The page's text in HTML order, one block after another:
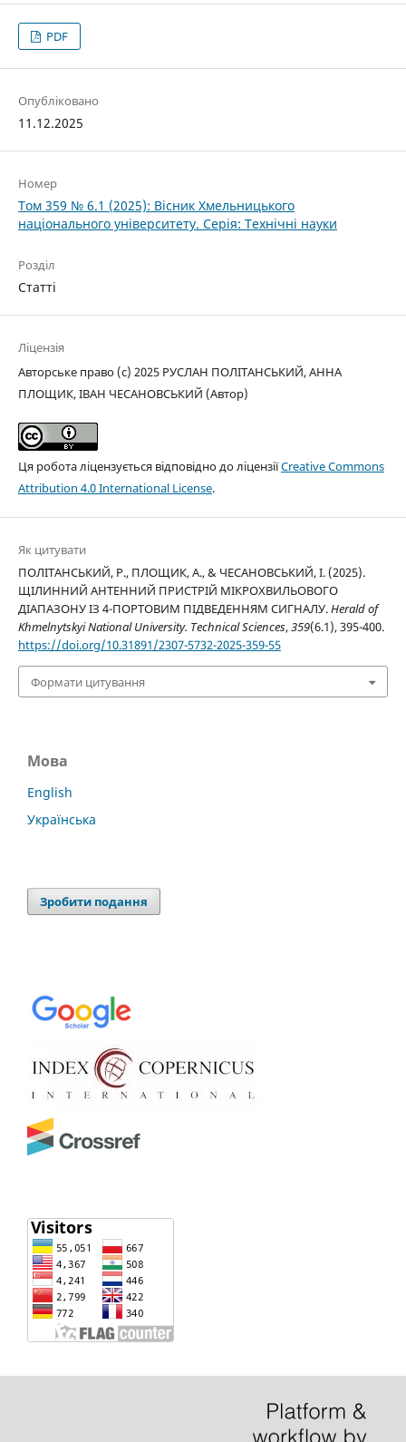
PDF
Опубліковано
11.12.2025
Номер
Том 359 № 6.1 (2025): Вісник Хмельницького
національного університету. Серія: Технічні науки
Розділ
Статті
Ліцензія
Авторське право (c) 2025 РУСЛАН ПОЛІТАНСЬКИЙ, АННА
ПЛОЩИК, ІВАН ЧЕСАНОВСЬКИЙ (Автор)
Ця робота ліцензується відповідно до ліцензіїCreative Commons
Attribution 4.0 International License.
Як цитувати
ПОЛІТАНСЬКИЙ, Р., ПЛОЩИК, А., & ЧЕСАНОВСЬКИЙ, І. (2025).
ЩІЛИННИЙ АНТЕННИЙ ПРИСТРІЙ МІКРОХВИЛЬОВОГО
ДІАПАЗОНУ ІЗ 4-ПОРТОВИМ ПІДВЕДЕННЯМ СИГНАЛУ.Herald of
Khmelnytskyi National University. Technical Sciences,359(6.1), 395-400.
https://doi.org/10.31891/2307-5732-2025-359-55
Формати цитування
Мова
English
Українська
Зробити подання